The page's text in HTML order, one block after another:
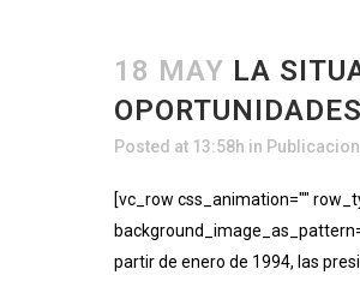
18 MAY LA
Posted at 13:58h in
[vc_row css_animation=""
partir de enero de 1994, las